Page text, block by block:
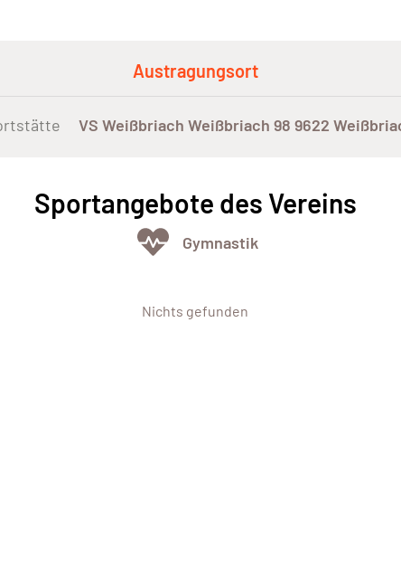
Austragungsort
VS Weißbriach Weißbriach 98 9622
Sportangebote des Vereins
Gymnastik
Nichts gefunden